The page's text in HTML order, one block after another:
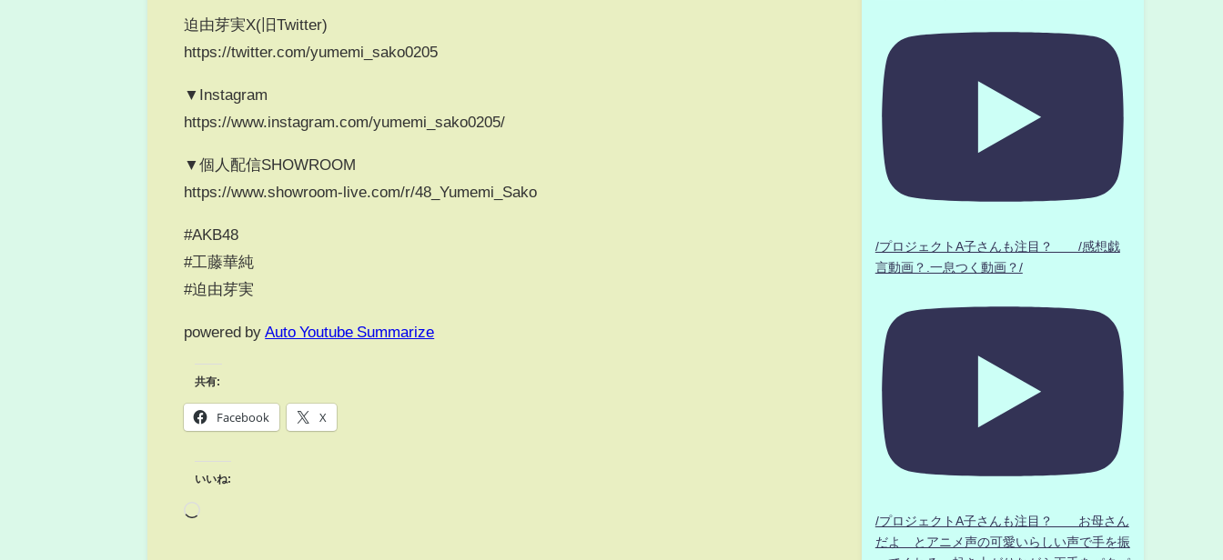
迫由芽実X(旧Twitter)
https://twitter.com/yumemi_sako0205
▼Instagram
https://www.instagram.com/yumemi_sako0205/
▼個人配信SHOWROOM
https://www.showroom-live.com/r/48_Yumemi_Sako
#AKB48
#工藤華純
#迫由芽実
powered by Auto Youtube Summarize
共有:
Facebook X
いいね:
/プロジェクトA子さんも注目？ /感想戯
言動画？.一息つく動画？/
/プロジェクトA子さんも注目？ お母さん
だよ とアニメ声の可愛いらしい声で手を振